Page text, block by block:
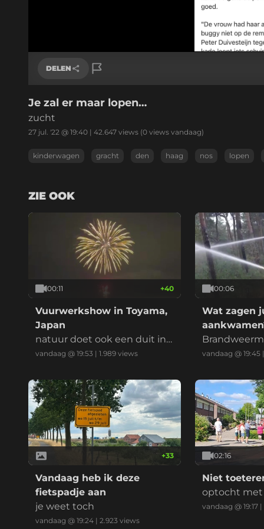
DELEN
Link kopiëren
Je zal er maar lopen…
zucht
27 jul. '22 @ 19:40 | 42.647 views (0 views vandaag)
kinderwagen gracht den haag nos lopen
ZIE OOK
00:11 +40
Vuurwerkshow in Toyama,
Japan
natuur doet ook een duit in
het zakje
vandaag @ 19:53 | 1.989 views
00:06
Wat zagen
zijn verhaal
vandaag @ 19:45|
+33
Vandaag heb ik deze
fietspadje aan
je weet toch
vandaag @ 19:24 | 2.923 views
02:16
Niet
optocht met
rwagens
vandaag @ 19:17|